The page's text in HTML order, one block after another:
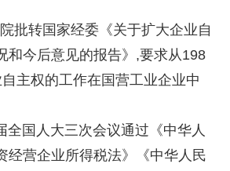
批转国家经委《关于扩大企业自
和今后意见的报告》,要求从198
主权的工作在国营工业企业中
全国人大三次会议通过《中华人
经营企业所得税法》《中华人民